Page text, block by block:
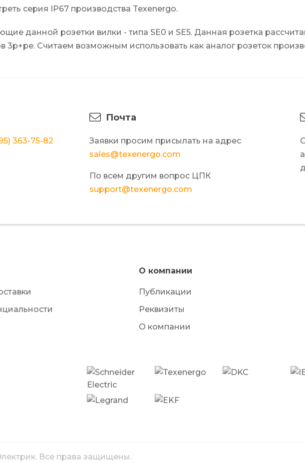
серия IP67 производства Texenergo.
данной розетки вилки - типа SE0 и SE5. Данная розетка
3p+pe. Считаем возможным использовать как аналог розеток
363-75-82
Почта
Заявки просим присылать на адрес
sales@texenergo.com
По всем другим вопрос ЦПК
support@texenergo.com
О компании
Публикации
Реквизиты
О компании
Все права защищены.